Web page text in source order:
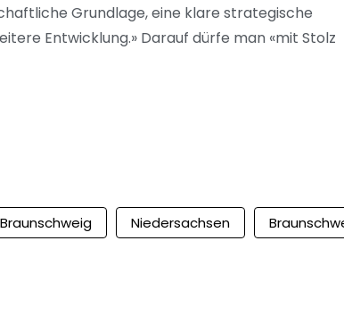
Grundlage, eine klare strategische
Entwicklung.» Darauf dürfe man «mit Stolz
Niedersachsen